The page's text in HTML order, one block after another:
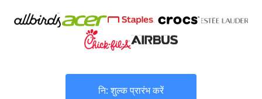
नि: शुल्क प्रारंभ करें